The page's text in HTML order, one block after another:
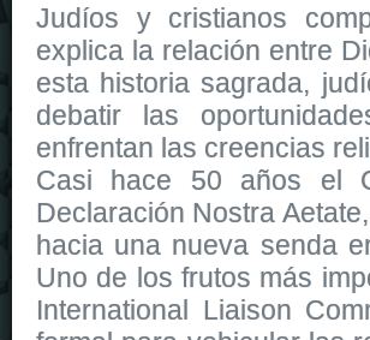
Judíos y cristianos
explica la relación entre
esta historia sagrada,
debatir las
enfrentan las creencias
Casi hace 50 años el
Declaración Nostra
hacia una nueva senda
Uno de los frutos más
International Liaison